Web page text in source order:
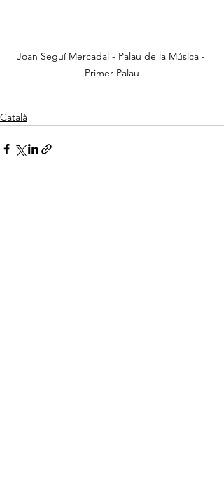
Joan Seguí Mercadal - Palau de la Música -
Primer Palau
Català